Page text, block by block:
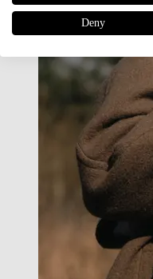
Deny